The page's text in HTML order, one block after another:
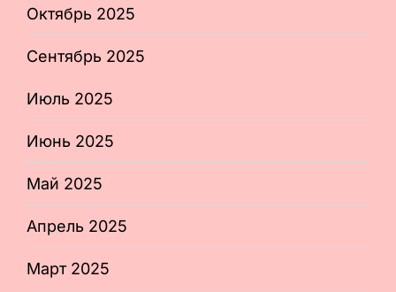
Октябрь 2025
Сентябрь 2025
Июль 2025
Июнь 2025
Май 2025
Апрель 2025
Март 2025